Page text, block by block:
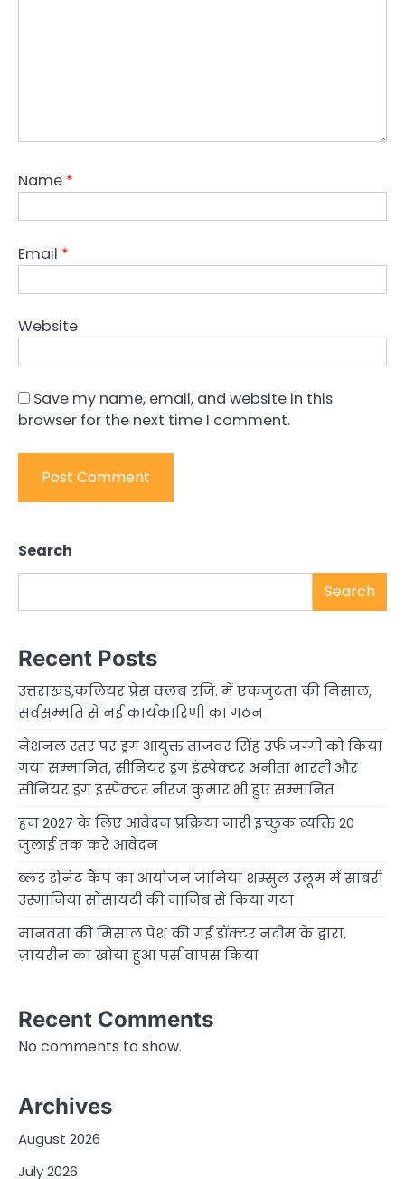
Name *
Email *
Website
Save my name, email, and website in this
browser for the next time I comment.
Search
Search
Recent Posts
उत्तराखंड,कलियर प्रेस क्लब रजि. में एकजुटता की मिसाल,
सर्वसम्मति से नई कार्यकारिणी का गठन
नेशनल स्तर पर ड्रग आयुक्त ताजवर सिंह उर्फ जग्गी को किया
गया सम्मानित, सीनियर ड्रग इंस्पेक्टर अनीता भारती और
सीनियर ड्रग इंस्पेक्टर नीरज कुमार भी हुए सम्मानित
हज 2027 के लिए आवेदन प्रक्रिया जारी इच्छुक व्यक्ति 20
जुलाई तक करें आवेदन
ब्लड डोनेट कैंप का आयोजन जामिया शम्सुल उलूम में साबरी
उस्मानिया सोसायटी की जानिब से किया गया
मानवता की मिसाल पेश की गई डॉक्टर नदीम के द्वारा,
ज़ायरीन का खोया हुआ पर्स वापस किया
Recent Comments
No comments to show.
Archives
August 2026
July 2026